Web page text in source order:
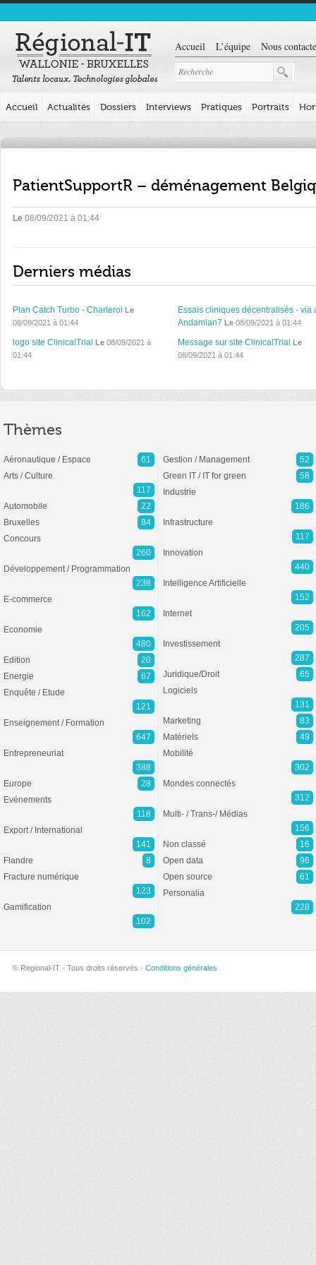
Accueil L’équipe Nous
Accueil Actualités Dossiers Interviews Pratiques Portraits
PatientSupportR – déménagement
Le 08/09/2021 à 01:44
Derniers médias
Plan Catch Turbo - Charleroi Le
08/09/2021 à 01:44
Essais cliniques décentralisés - via
Andamlan7 Le08/09/2021 à 01:44
logo site ClinicalTrial Le 08/09/2021 à
01:44
Message sur site ClinicalTrial Le
08/09/2021 à 01:44
Thèmes
Aéronautique / Espace
61
Arts / Culture
117
Automobile
22
Bruxelles
84
Concours
260
Développement / Programmation
238
E-commerce
162
Economie
480
Edition
20
Energie
67
Enquête / Etude
121
Enseignement / Formation
647
Entrepreneuriat
388
Europe
28
Evénements
118
Export / International
141
Flandre
8
Fracture numérique
123
Gamification
102
Gestion / Management
52
Green IT / IT for green
58
Industrie
186
Infrastructure
117
Innovation
440
Intelligence Artificielle
152
Internet
205
Investissement
287
Juridique/Droit
65
Logiciels
131
Marketing
83
Matériels
49
Mobilité
302
Mondes connectés
312
Multi- / Trans-/ Médias
156
Non classé
16
Open data
96
Open source
61
Personalia
228
© Regional-IT · Tous droits réservés · Conditions générales